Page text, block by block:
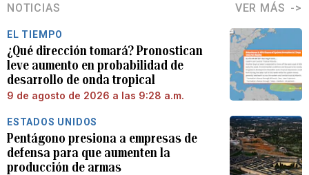
NOTICIAS VER MÁS
EL TIEMPO
¿Qué dirección tomará? Pronostican
leve aumento en probabilidad de
desarrollo de onda tropical
9 de agosto de 2026 a las 9:28 a.m.
ESTADOS UNIDOS
Pentágono presiona a empresas de
defensa para que aumenten la
producción de armas